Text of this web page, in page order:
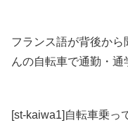
フランス語が背後から
んの自転車で通勤・通
[st-kaiwa1]自転車乗っ